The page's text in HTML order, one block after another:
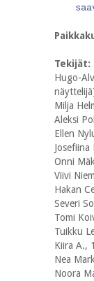
Tekijät:
Hugo-
Milja
Aleksi
Ellen
Onni
Viivi
Hakan
Severi
Tomi
Tuikku
Kiira A.,
Nea
Noora